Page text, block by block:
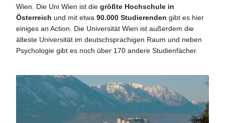
Wien. Die Uni Wien ist die größte Hochschule in
Österreich und mit etwa 90.000 Studierenden gibt es hier
einiges an Action. Die Universität Wien ist außerdem die
älteste Universität im deutschsprachigen Raum und neben
Psychologie gibt es noch über 170 andere Studienfächer.